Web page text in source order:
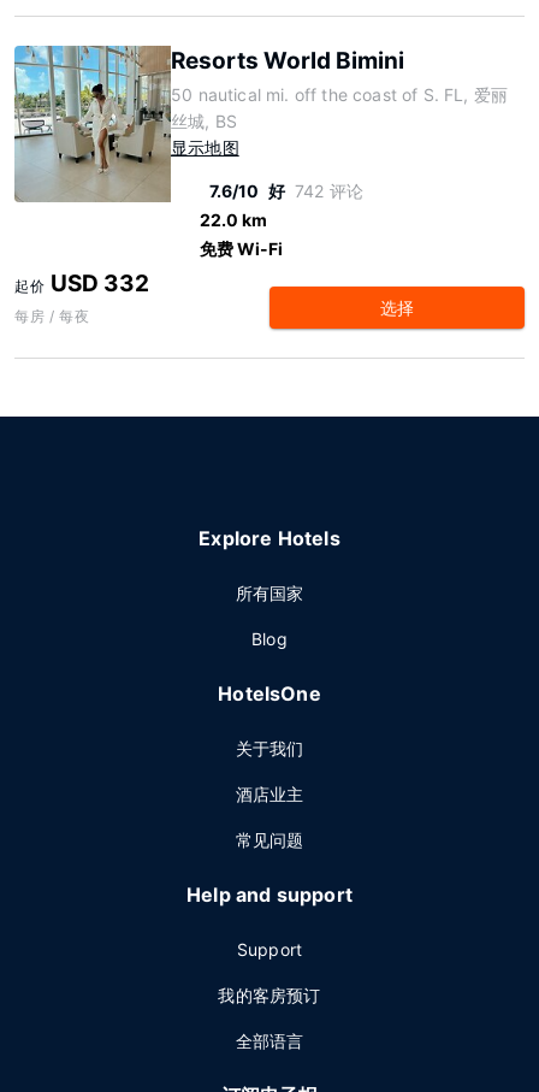
Resorts World Bimini
50 nautical mi. off the coast of S. FL, 爱丽
丝城, BS
显示地图
7.6/10 好 742 评论
22.0 km
免费 Wi-Fi
起价 USD 332
每房 / 每夜 选择
Explore Hotels
所有国家
Blog
HotelsOne
关于我们
酒店业主
常见问题
Help and support
Support
我的客房预订
全部语言